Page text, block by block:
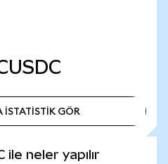
İSTATİSTİK GÖR
ile neler yapılır